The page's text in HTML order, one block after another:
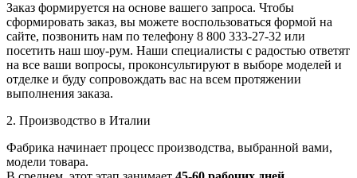
Заказ формируется на основе вашего запроса. Чтобы
сформировать заказ, вы можете воспользоваться формой на
сайте, позвонить нам по телефону 8 800 333-27-32 или
посетить наш шоу-рум. Наши специалисты с радостью ответят
на все ваши вопросы, проконсультируют в выборе моделей и
отделке и буду сопровождать вас на всем протяжении
выполнения заказа.
2. Производство в Италии
Фабрика начинает процесс производства, выбранной вами,
модели товара.